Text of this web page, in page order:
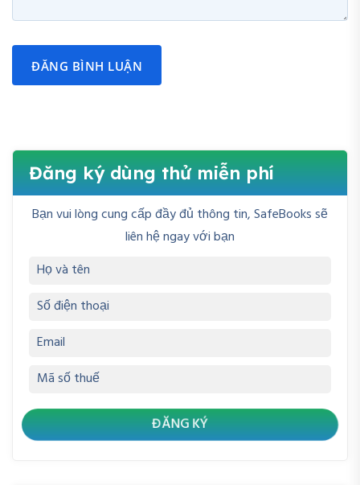
ĐĂNG BÌNH LUẬN
Đăng ký dùng thử miễn phí
Bạn vui lòng cung cấp đầy đủ thông tin, SafeBooks sẽ
liên hệ ngay với bạn